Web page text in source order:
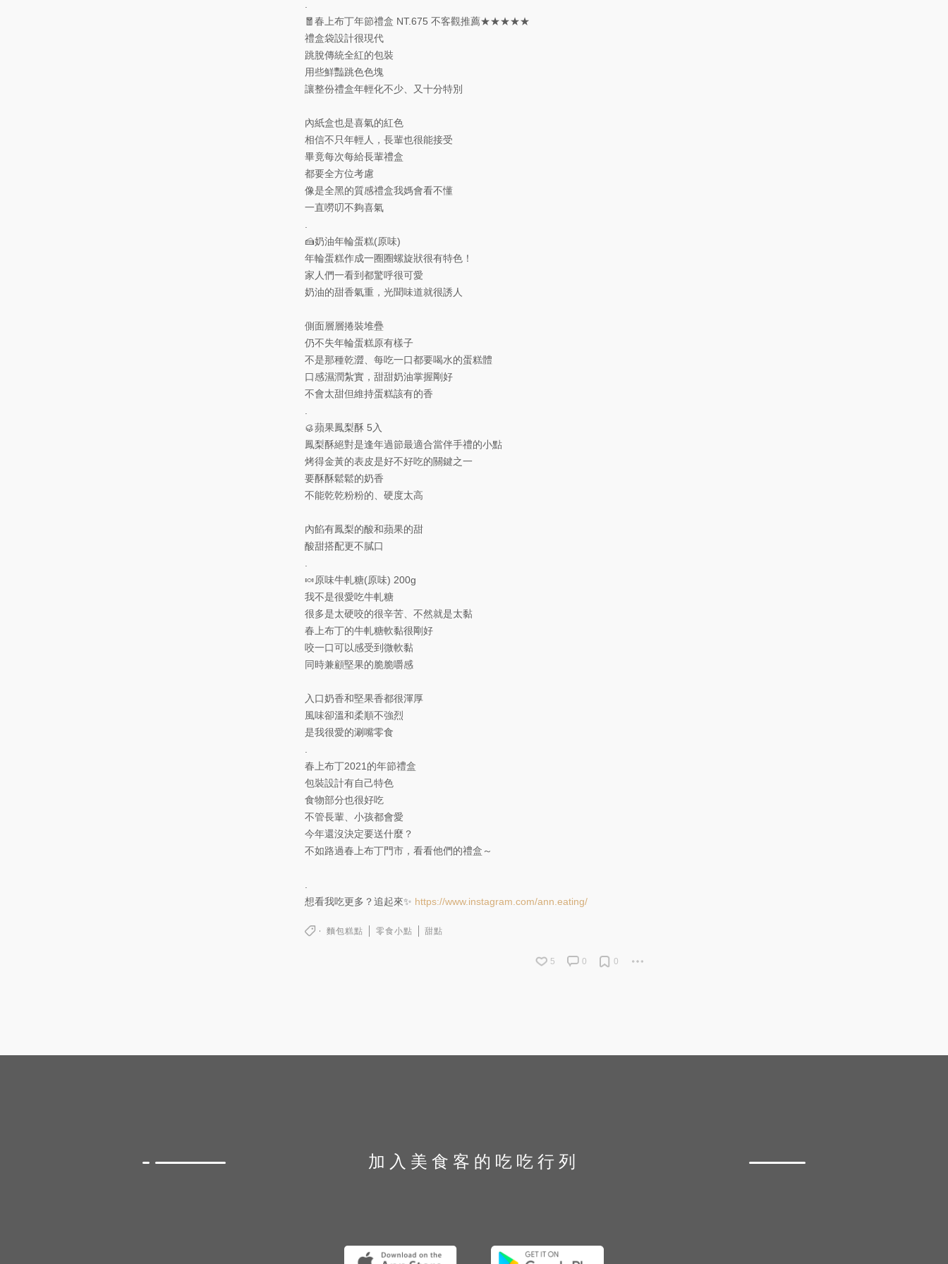
🧧春上布丁年節禮盒 NT.675 不客觀推薦★★★★★
禮盒袋設計很現代
跳脫傳統全紅的包裝
用些鮮豔跳色色塊
讓整份禮盒年輕化不少、又十分特別
內紙盒也是喜氣的紅色
相信不只年輕人，長輩也很能接受
畢竟每次每給長輩禮盒
都要全方位考慮
像是全黑的質感禮盒我媽會看不懂
一直嘮叨不夠喜氣
🍰奶油年輪蛋糕(原味)
年輪蛋糕作成一圈圈螺旋狀很有特色！
家人們一看到都驚呼很可愛
奶油的甜香氣重，光聞味道就很誘人
側面層層捲裝堆疊
仍不失年輪蛋糕原有樣子
不是那種乾澀、每吃一口都要喝水的蛋糕體
口感濕潤紮實，甜甜奶油掌握剛好
不會太甜但維持蛋糕該有的香
🥮蘋果鳳梨酥 5入
鳳梨酥絕對是逢年過節最適合當伴手禮的小點
烤得金黃的表皮是好不好吃的關鍵之一
要酥酥鬆鬆的奶香
不能乾乾粉粉的、硬度太高
內餡有鳳梨的酸和蘋果的甜
酸甜搭配更不膩口
🍬原味牛軋糖(原味) 200g
我不是很愛吃牛軋糖
很多是太硬咬的很辛苦、不然就是太黏
春上布丁的牛軋糖軟黏很剛好
咬一口可以感受到微軟黏
同時兼顧堅果的脆脆嚼感
入口奶香和堅果香都很渾厚
風味卻溫和柔順不強烈
是我很愛的涮嘴零食
春上布丁2021的年節禮盒
包裝設計有自己特色
食物部分也很好吃
不管長輩、小孩都會愛
今年還沒決定要送什麼？
不如路過春上布丁門市，看看他們的禮盒～
想看我吃更多？追起來✨ https://www.instagram.com/ann.eating/
麵包糕點 零食小點 甜點
5 0 0
加入美食客的吃吃行列